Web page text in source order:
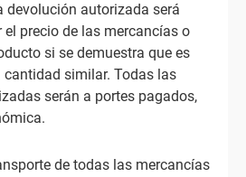
devolución autorizada será
precio de las mercancías o
si se demuestra que es
similar. Todas las
serán a portes pagados,
de todas las mercancías